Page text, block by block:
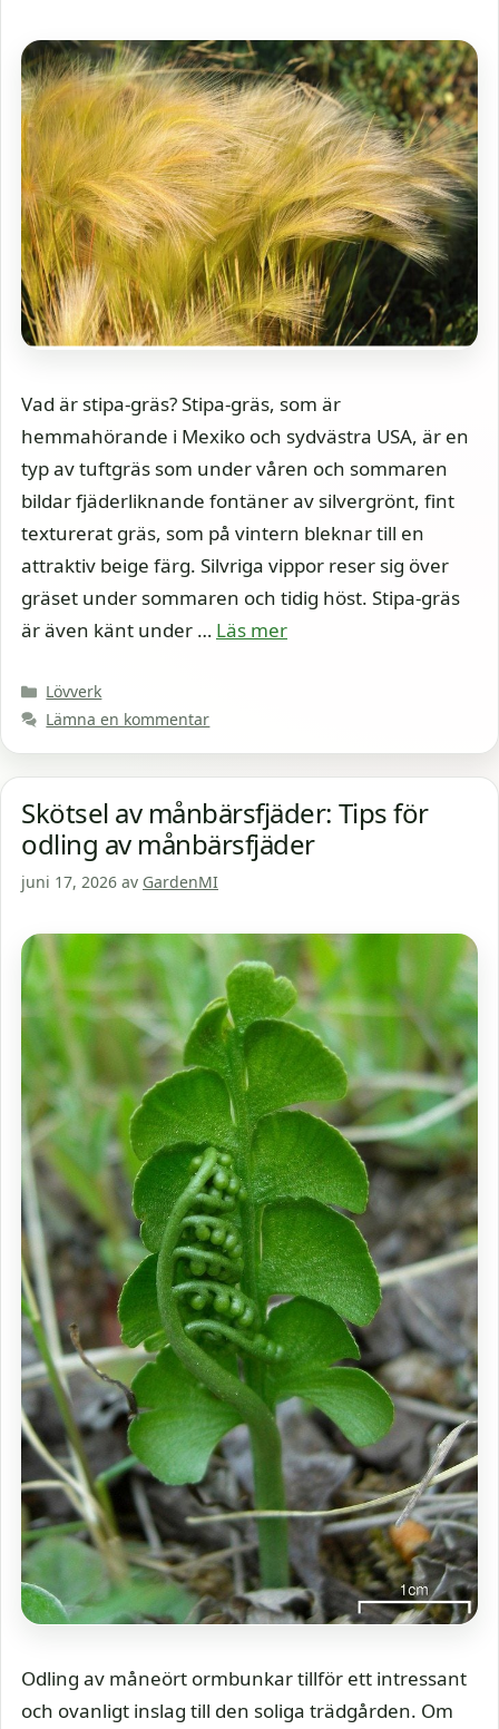
Vad är stipa-gräs? Stipa-gräs, som är
hemmahörande i Mexiko och sydvästra USA, är en
typ av tuftgräs som under våren och sommaren
bildar fjäderliknande fontäner av silvergrönt, fint
texturerat gräs, som på vintern bleknar till en
attraktiv beige färg. Silvriga vippor reser sig över
gräset under sommaren och tidig höst. Stipa-gräs
är även känt under … Läs mer
Kategorier
Lövverk
Lämna en kommentar
Skötsel av månbärsfjäder: Tips för
odling av månbärsfjäder
juni 17, 2026 av GardenMI
Odling av måneört ormbunkar tillför ett intressant
och ovanligt inslag till den soliga trädgården. Om